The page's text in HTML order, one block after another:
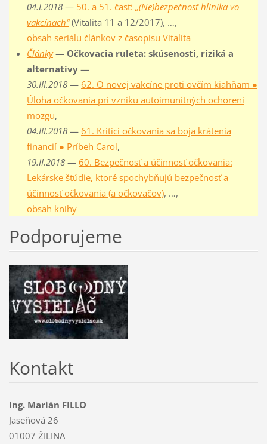
04.I.2018— 50. a 51. časť: „(Ne)bezpečnosť hliníka vo
vakcínach“(Vitalita 11 a 12/2017), …,
obsah seriálu článkov z časopisu Vitalita
Články— Očkovacia ruleta: skúsenosti, riziká a
alternatívy—
30.III.2018— 62. O novej vakcíne proti ovčím kiahňam ●
Úloha očkovania pri vzniku autoimunitných ochorení
mozgu,
04.III.2018— 61. Kritici očkovania sa boja krátenia
financií ● Príbeh Carol,
19.II.2018— 60. Bezpečnosť a účinnosť očkovania:
Lekárske štúdie, ktoré spochybňujú bezpečnosť a
účinnosť očkovania (a očkovačov), …,
obsah knihy
Podporujeme
Kontakt
Ing. Marián FILLO
Jaseňová 26
01007 ŽILINA